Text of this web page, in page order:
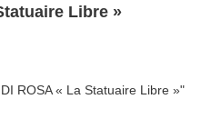
Libre »